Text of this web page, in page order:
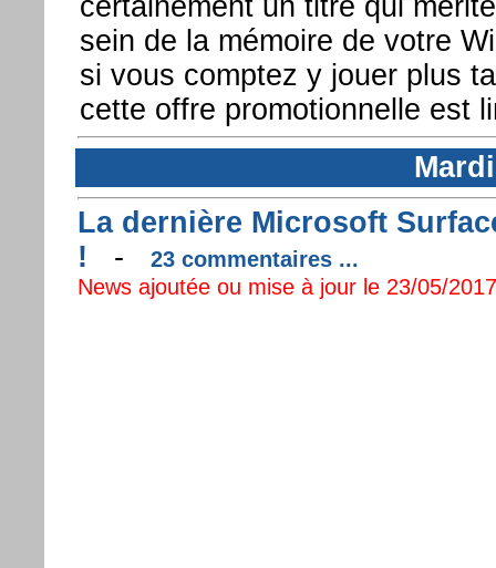
sein de la mémoire de votre
si vous comptez y jouer plus
cette offre promotionnelle est
La dernière Microsoft
! -
23 commentaires ...
News ajoutée ou mise à jour le 23/05/